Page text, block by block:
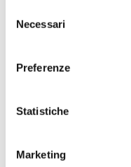
delNecessari
Preferenze
Statistiche
Marketing
Creamy
Read more
Creamy